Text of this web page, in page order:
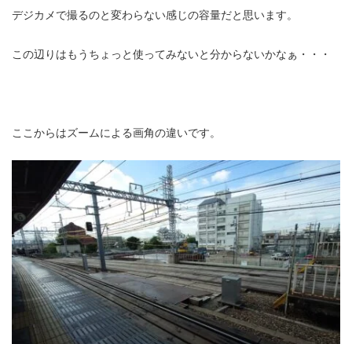
デジカメで撮るのと変わらない感じの容量だと思います。
この辺りはもうちょっと使ってみないと分からないかなぁ・・・
ここからはズームによる画角の違いです。